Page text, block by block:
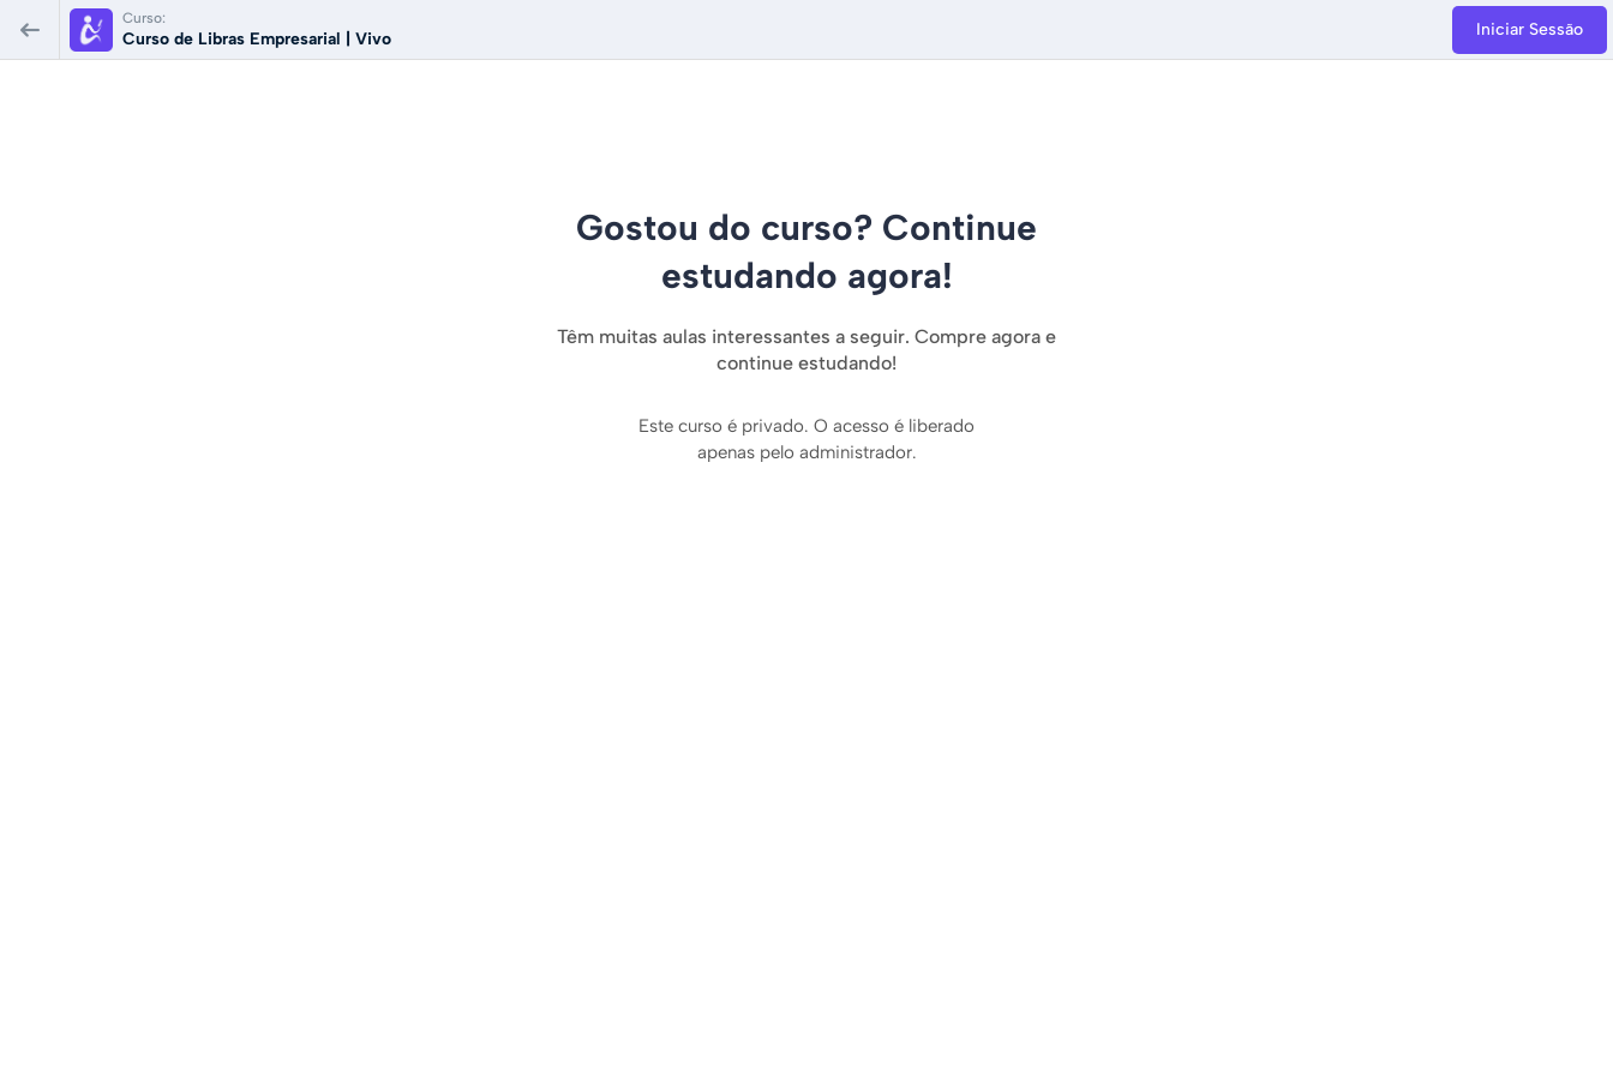
Curso:
Curso de Libras Empresarial | Vivo Iniciar Sessão
Gostou do curso? Continue
estudando agora!
Têm muitas aulas interessantes a seguir. Compre agora e
continue estudando!
Este curso é privado. O acesso é liberado
apenas pelo administrador.